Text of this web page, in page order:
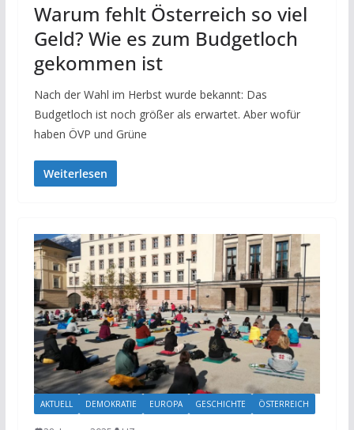
Warum fehlt Österreich so viel
Geld? Wie es zum Budgetloch
gekommen ist
Nach der Wahl im Herbst wurde bekannt: Das
Budgetloch ist noch größer als erwartet. Aber wofür
haben ÖVP und Grüne
Weiterlesen
AKTUELL DEMOKRATIE EUROPA GESCHICHTE ÖSTERREICH